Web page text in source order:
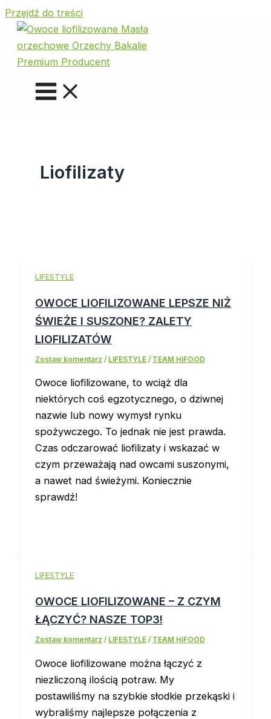
Przejdź do treści
Liofilizaty
LIFESTYLE
OWOCE LIOFILIZOWANE LEPSZE NIŻ
ŚWIEŻE I SUSZONE? ZALETY
LIOFILIZATÓW
Zostaw komentarz / LIFESTYLE/ TEAM HiFOOD
Owoce liofilizowane, to wciąż dla
niektórych coś egzotycznego, o dziwnej
nazwie lub nowy wymysł rynku
spożywczego. To jednak nie jest prawda.
Czas odczarować liofilizaty i wskazać w
czym przeważają nad owcami suszonymi,
a nawet nad świeżymi. Koniecznie
sprawdź!
LIFESTYLE
OWOCE LIOFILIZOWANE – Z CZYM
ŁĄCZYĆ? NASZE TOP3!
Zostaw komentarz / LIFESTYLE/ TEAM HiFOOD
Owoce liofilizowane można łączyć z
niezliczoną ilością potraw. My
postawiliśmy na szybkie słodkie przekąski i
wybraliśmy najlepsze połączenia z